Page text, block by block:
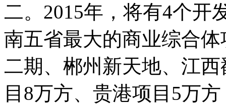
二。2015年，将有4个开
南五省最大的商业综合
二期、郴州新天地、江
目8万方、贵港项目5万